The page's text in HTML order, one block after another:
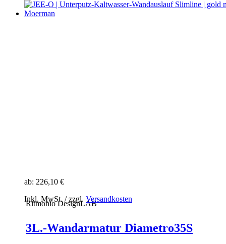
ab: 226,10 €
Inkl. MwSt. / zzgl. Versandkosten
Ritmonio DesignLAB
3L.-Wandarmatur Diametro35S